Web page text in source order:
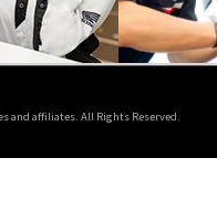
and affiliates. All Rights Reserved.